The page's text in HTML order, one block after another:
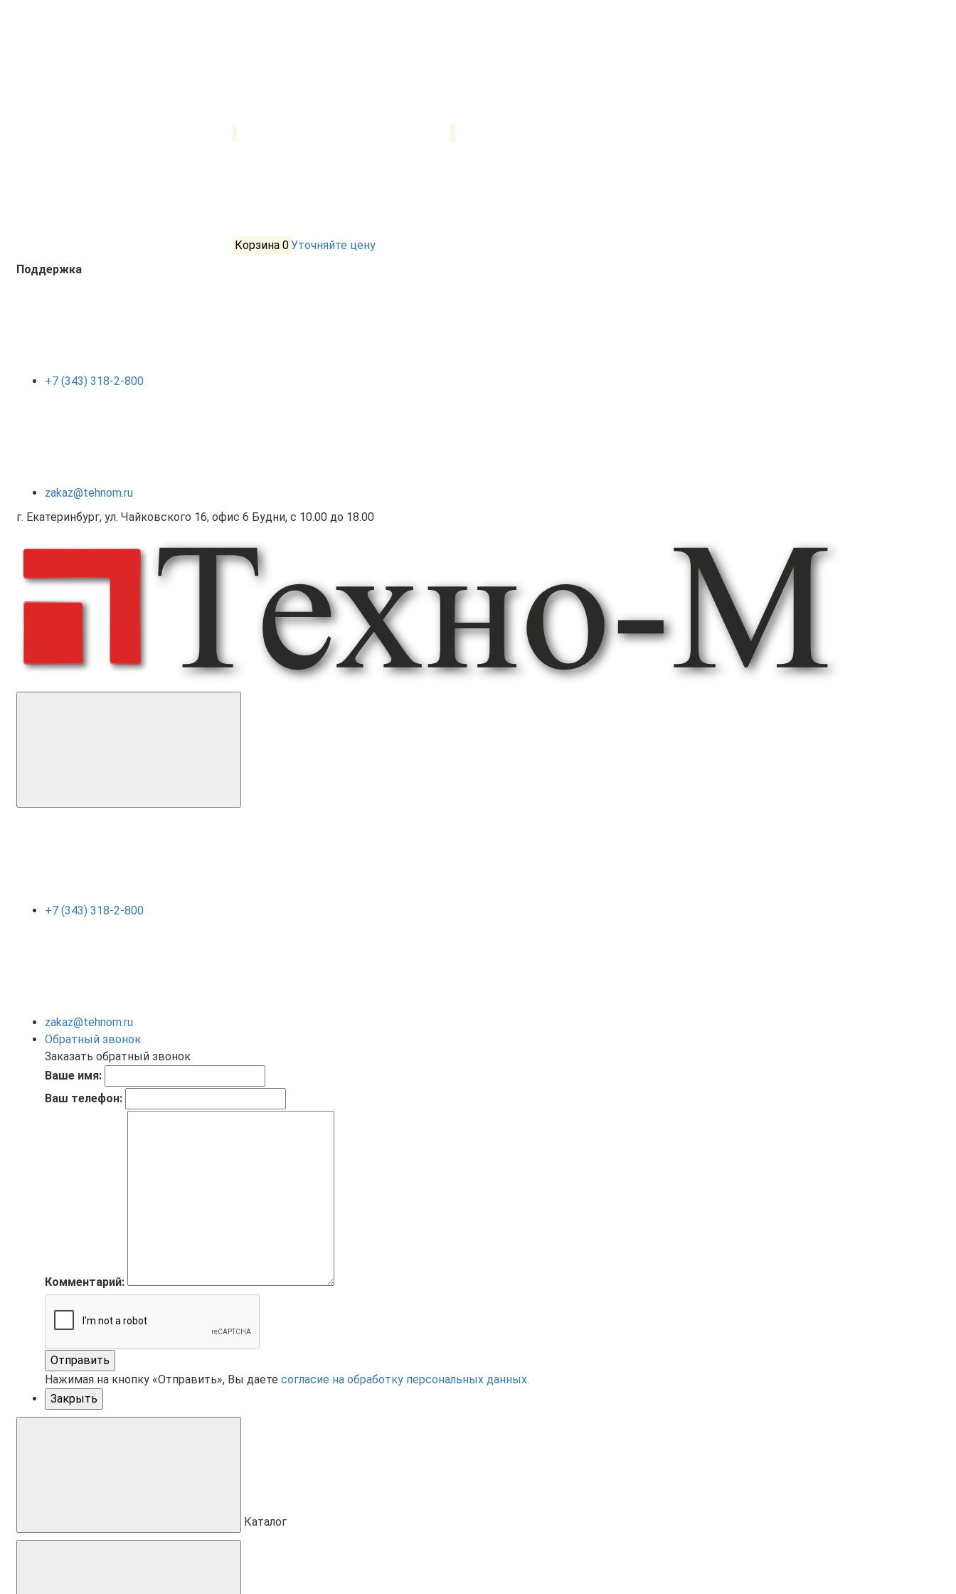
Корзина 0Уточняйте цену
Поддержка
+7 (343) 318-2-800
zakaz@tehnom.ru
г. Екатеринбург, ул. Чайковского 16, офис 6 Будни, с 10.00 до 18.00
+7 (343) 318-2-800
zakaz@tehnom.ru
Обратный звонок
Заказать обратный звонок
Ваше имя:
Ваш телефон:
Комментарий:
Отправить
Нажимая на кнопку «Отправить», Вы даете согласие на обработку персональных данных.
Закрыть
Каталог